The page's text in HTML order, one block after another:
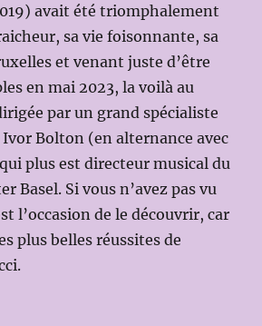
avait été triomphalement
sa vie foisonnante, sa
et venant juste d’être
en mai 2023, la voilà au
par un grand spécialiste
Bolton (en alternance avec
plus est directeur musical du
Basel. Si vous n’avez pas vu
l’occasion de le découvrir, car
plus belles réussites de